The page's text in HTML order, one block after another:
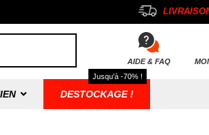
AIDE & FAQ
DESTOCKAGE !
Jusqu'à -70% !